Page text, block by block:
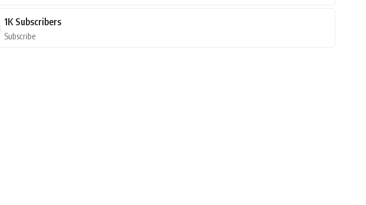
1K Subscribers
Subscribe